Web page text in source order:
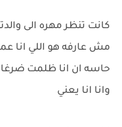
كانت تنظر مهره الى
مش عارفه هو اللي انا
حاسه ان انا ظلمت
وانا انا يعني